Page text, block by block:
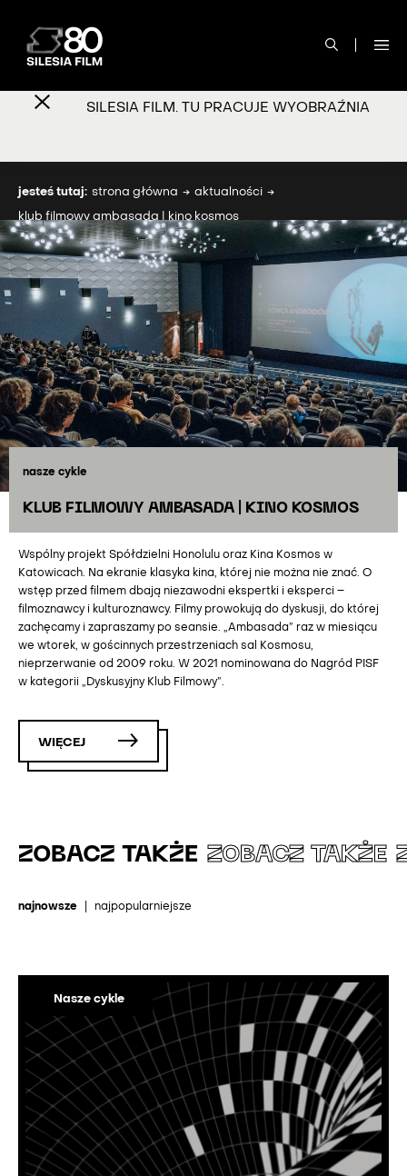
SILESIA FILM. TU PRACUJE WYOBRAŹNIA
jesteś tutaj: strona główna aktualności
klub filmowy ambasada | kino kosmos
nasze cykle
KLUB FILMOWY AMBASADA | KINO KOSMOS
Wspólny projekt Spółdzielni Honolulu oraz Kina Kosmos w
Katowicach. Na ekranie klasyka kina, której nie można nie znać. O
wstęp przed filmem dbają niezawodni ekspertki i eksperci –
filmoznawcy i kulturoznawcy. Filmy prowokują do dyskusji, do której
zachęcamy i zapraszamy po seansie. „Ambasada” raz w miesiącu
we wtorek, w gościnnych przestrzeniach sal Kosmosu,
nieprzerwanie od 2009 roku. W 2021 nominowana do Nagród PISF
w kategorii „Dyskusyjny Klub Filmowy”.
WIĘCEJ
ZOBACZ TAKŻE ZOBACZ TAKŻE
najnowsze najpopularniejsze
Nasze cykle